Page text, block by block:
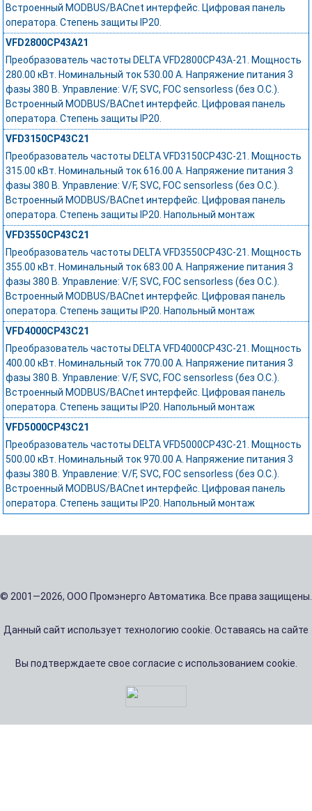
Встроенный MODBUS/BACnet интерфейс. Цифровая панель
оператора. Степень защиты IP20.
VFD2800CP43A21
Преобразователь частоты DELTA VFD2800CP43A-21. Мощность
280.00 кВт. Номинальный ток 530.00 А. Напряжение питания 3
фазы 380 В. Управление: V/F, SVC, FOC sensorless (без О.С.).
Встроенный MODBUS/BACnet интерфейс. Цифровая панель
оператора. Степень защиты IP20.
VFD3150CP43C21
Преобразователь частоты DELTA VFD3150CP43C-21. Мощность
315.00 кВт. Номинальный ток 616.00 А. Напряжение питания 3
фазы 380 В. Управление: V/F, SVC, FOC sensorless (без О.С.).
Встроенный MODBUS/BACnet интерфейс. Цифровая панель
оператора. Степень защиты IP20. Напольный монтаж
VFD3550CP43C21
Преобразователь частоты DELTA VFD3550CP43C-21. Мощность
355.00 кВт. Номинальный ток 683.00 А. Напряжение питания 3
фазы 380 В. Управление: V/F, SVC, FOC sensorless (без О.С.).
Встроенный MODBUS/BACnet интерфейс. Цифровая панель
оператора. Степень защиты IP20. Напольный монтаж
VFD4000CP43C21
Преобразователь частоты DELTA VFD4000CP43C-21. Мощность
400.00 кВт. Номинальный ток 770.00 А. Напряжение питания 3
фазы 380 В. Управление: V/F, SVC, FOC sensorless (без О.С.).
Встроенный MODBUS/BACnet интерфейс. Цифровая панель
оператора. Степень защиты IP20. Напольный монтаж
VFD5000CP43C21
Преобразователь частоты DELTA VFD5000CP43C-21. Мощность
500.00 кВт. Номинальный ток 970.00 А. Напряжение питания 3
фазы 380 В. Управление: V/F, SVC, FOC sensorless (без О.С.).
Встроенный MODBUS/BACnet интерфейс. Цифровая панель
оператора. Степень защиты IP20. Напольный монтаж
© 2001—2026, ООО Промэнерго Автоматика. Все права защищены.
Данный сайт использует технологию cookie. Оставаясь на сайте
Вы подтверждаете свое согласие с использованием cookie.